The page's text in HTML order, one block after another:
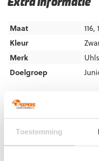
Toestemming
Artikelnummers
Let op!Houd rekening met
Extra informatie
Maat
Kleur
Merk
Doelgroep